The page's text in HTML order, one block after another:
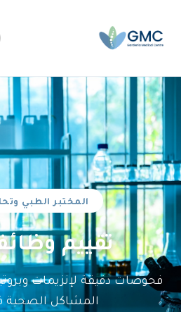
المختبر الطبي
تقييم
فحوصات دقيقة لإنزيمات
المشاكل الصحية